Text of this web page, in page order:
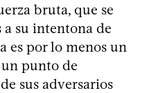
bruta, que se
su intentona de
es por lo menos un
punto de
sus adversarios